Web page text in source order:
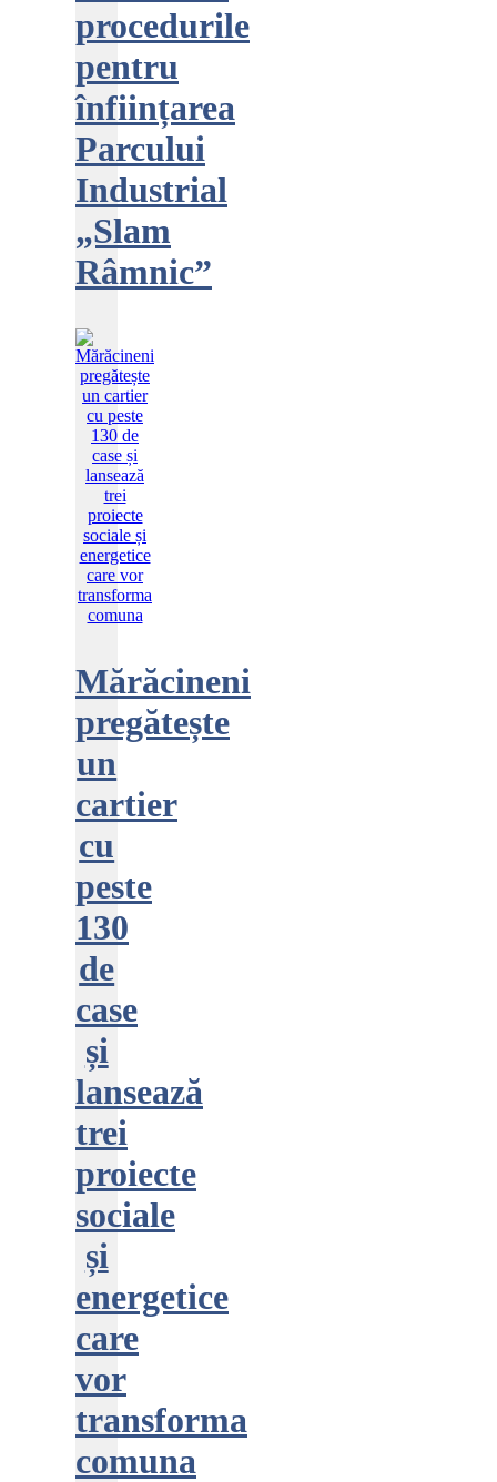
procedurile
pentru
înființarea
Parcului
Industrial
„Slam
Râmnic”
Mărăcineni
pregătește
un
cartier
cu
peste
130
de
case
și
lansează
trei
proiecte
sociale
și
energetice
care
vor
transforma
comuna